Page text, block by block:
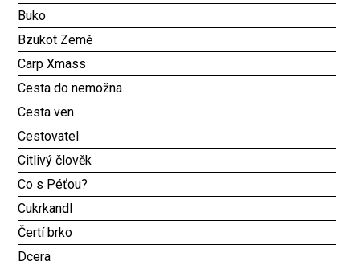
Buko
Bzukot Země
Carp Xmass
Cesta do nemožna
Cesta ven
Cestovatel
Citlivý člověk
Co s Péťou?
Cukrkandl
Čertí brko
Dcera